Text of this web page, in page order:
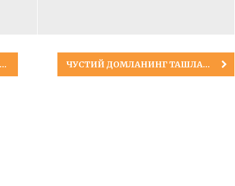
ЧУСТИЙ ДОМЛАНИНГ ТАШЛАНДИҚ ДАЛА ҲОВЛИСИ